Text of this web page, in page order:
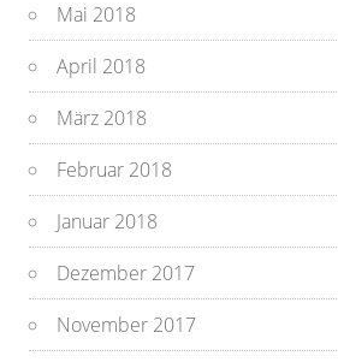
Mai 2018
April 2018
März 2018
Februar 2018
Januar 2018
Dezember 2017
November 2017